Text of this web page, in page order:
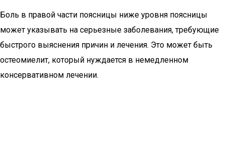
Боль в правой части поясницы ниже уровня поясницы
может указывать на серьезные заболевания, требующие
быстрого выяснения причин и лечения. Это может быть
остеомиелит, который нуждается в немедленном
консервативном лечении.